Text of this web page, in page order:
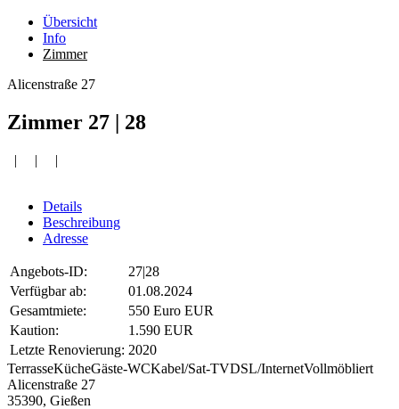
Übersicht
Info
Zimmer
Alicenstraße 27
Zimmer 27 | 28
| | |
Details
Beschreibung
Adresse
Angebots-ID:
27|28
Verfügbar ab:
01.08.2024
Gesamtmiete:
550 Euro EUR
Kaution:
1.590 EUR
Letzte Renovierung: 2020
TerrasseKücheGäste-WCKabel/Sat-TVDSL/InternetVollmöbliert
Alicenstraße 27
35390, Gießen